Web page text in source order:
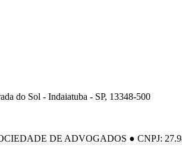
do Sol - Indaiatuba - SP, 13348-500
DE ADVOGADOS ● CNPJ: